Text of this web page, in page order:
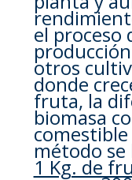
el proceso
otros
donde
fruta, la
biomasa
método
1 Kg. de